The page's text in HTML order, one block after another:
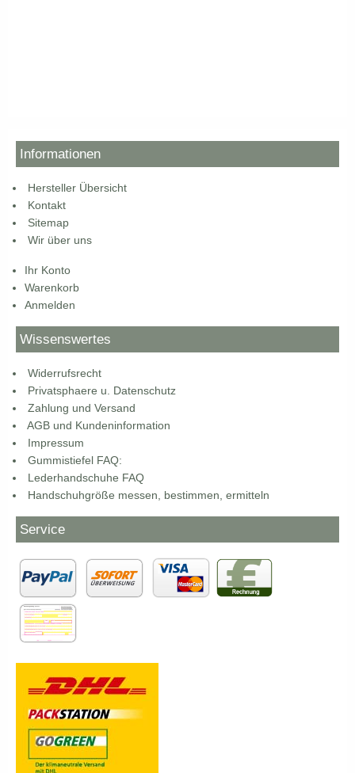
Informationen
Hersteller Übersicht
Kontakt
Sitemap
Wir über uns
Ihr Konto
Warenkorb
Anmelden
Wissenswertes
Widerrufsrecht
Privatsphaere u. Datenschutz
Zahlung und Versand
AGB und Kundeninformation
Impressum
Gummistiefel FAQ:
Lederhandschuhe FAQ
Handschuhgröße messen, bestimmen, ermitteln
Service